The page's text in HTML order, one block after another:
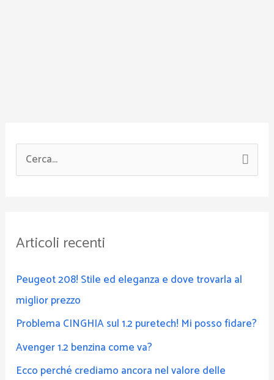
e
a
Articoli recenti
Peugeot 208! Stile ed eleganza e dove trovarla al
miglior prezzo
Problema CINGHIA sul 1.2 puretech! Mi posso fidare?
Avenger 1.2 benzina come va?
Ecco perché crediamo ancora nel valore delle